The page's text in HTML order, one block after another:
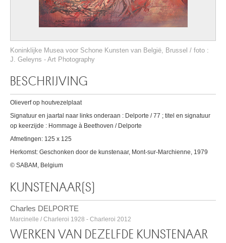
Koninklijke Musea voor Schone Kunsten van België, Brussel / foto :
J. Geleyns - Art Photography
BESCHRIJVING
Olieverf op houtvezelplaat
Signatuur en jaartal naar links onderaan : Delporte / 77 ; titel en signatuur
op keerzijde : Hommage à Beethoven / Delporte
Afmetingen: 125 x 125
Herkomst: Geschonken door de kunstenaar, Mont-sur-Marchienne, 1979
© SABAM, Belgium
KUNSTENAAR(S)
Charles DELPORTE
Marcinelle / Charleroi 1928 - Charleroi 2012
WERKEN VAN DEZELFDE KUNSTENAAR